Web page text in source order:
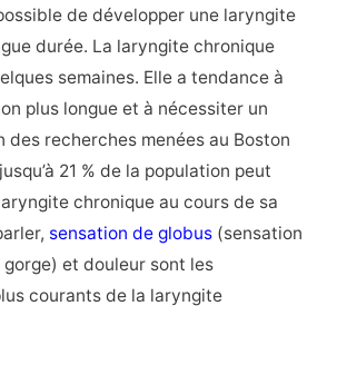
de développer une laryngite
durée. La laryngite chronique
semaines. Elle a tendance à
plus longue et à nécessiter un
des recherches menées au Boston
21 % de la population peut
chronique au cours de sa
sensation de globus(sensation
et douleur sont les
courants de la laryngite